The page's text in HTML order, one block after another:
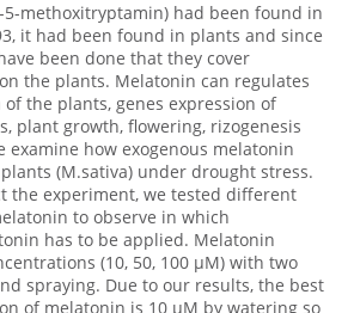
5-methoxitryptamin) had been found in
it had been found in plants and since
been done that they cover
the plants. Melatonin can regulates
the plants, genes expression of
plant growth, flowering, rizogenesis
examine how exogenous melatonin
(M.sativa) under drought stress.
the experiment, we tested different
to observe in which
has to be applied. Melatonin
(10, 50, 100 μM) with two
spraying. Due to our results, the best
of melatonin is 10 μΜ by watering so